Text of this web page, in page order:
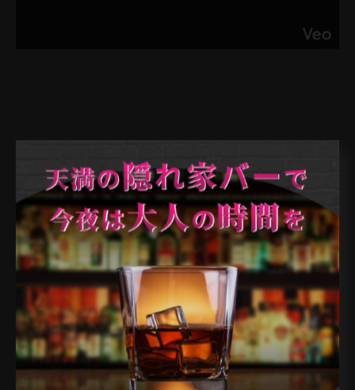
< 前のページ 一覧に戻る 次のページ >
カテゴリー Categories
全てのカテゴリー
天満のバー
天神橋のバー